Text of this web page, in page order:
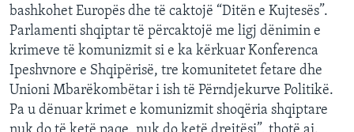
bashkohet Europës dhe të caktojë “Ditën e Kujtesës”.
Parlamenti shqiptar të përcaktojë me ligj dënimin e
krimeve të komunizmit si e ka kërkuar Konferenca
Ipeshvnore e Shqipërisë, tre komunitetet fetare dhe
Unioni Mbarëkombëtar i ish të Përndjekurve Politikë.
Pa u dënuar krimet e komunizmit shoqëria shqiptare